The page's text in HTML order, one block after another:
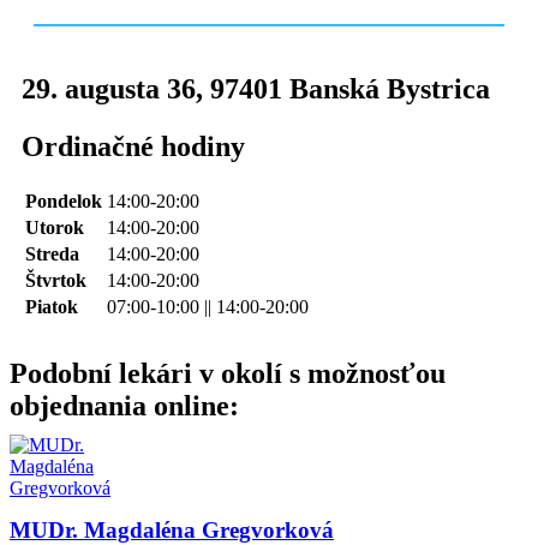
29. augusta 36, 97401 Banská Bystrica
Ordinačné hodiny
Pondelok 14:00-20:00
Utorok
14:00-20:00
Streda
14:00-20:00
Štvrtok
14:00-20:00
Piatok
07:00-10:00 || 14:00-20:00
Podobní lekári v okolí s možnosťou
objednania online:
MUDr. Magdaléna Gregvorková